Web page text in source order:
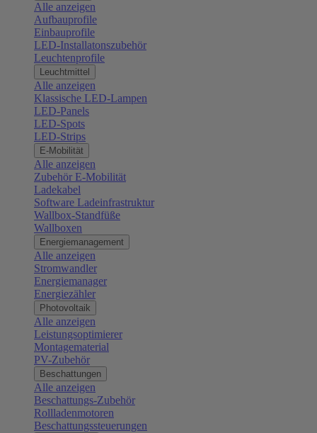
Alle anzeigen
Aufbauprofile
Einbauprofile
LED-Installatonszubehör
Leuchtenprofile
Leuchtmittel
Alle anzeigen
Klassische LED-Lampen
LED-Panels
LED-Spots
LED-Strips
E-Mobilität
Alle anzeigen
Zubehör E-Mobilität
Ladekabel
Software Ladeinfrastruktur
Wallbox-Standfüße
Wallboxen
Energiemanagement
Alle anzeigen
Stromwandler
Energiemanager
Energiezähler
Photovoltaik
Alle anzeigen
Leistungsoptimierer
Montagematerial
PV-Zubehör
Beschattungen
Alle anzeigen
Beschattungs-Zubehör
Rollladenmotoren
Beschattungssteuerungen